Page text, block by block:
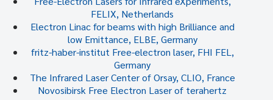
FELIX, Netherlands
Electron Linac for beams with high Brilliance and
low Emittance, ELBE, Germany
fritz-haber-institut Free-electron laser, FHI FEL,
Germany
The Infrared Laser Center of Orsay, CLIO, France
Novosibirsk Free Electron Laser of terahertz